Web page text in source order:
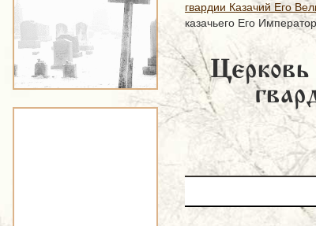
гвардии Казачий Его
казачьего Его
Церковь